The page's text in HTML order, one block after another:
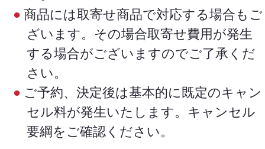
商品には取寄せ商品で対応する場合もご
ざいます。その場合取寄せ費用が発生
する場合がございますのでご了承くだ
さい。
ご予約、決定後は基本的に既定のキャン
セル料が発生いたします。キャンセル
要綱をご確認ください。